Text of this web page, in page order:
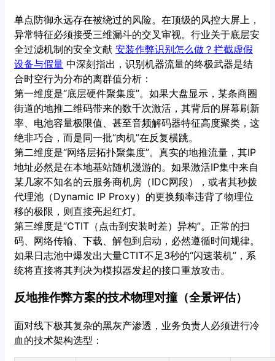
单点防御永远存在被绕过的风险。在顶级的风控大屏上，
异常特征必须接受三维漏斗的交叉审视。行业关于底层安
全过滤机制的安全文献 安装作弊识别怎么做？拦截虚假
设备与假量 中深刻指出，识别机器流量的终极武器是结
合时空行为分布的离群值分析：
第一维度是“底层硬件聚集度”。如果大盘显示，某条商圈
街道的地推二维码带来的数千次激活，其背后的屏幕刷新
率、电池容量极限值、甚至音频解码器特征高度聚类，这
绝非巧合，而是同一批“肉机”在反复横跳。
第二维度是“网络层拓扑聚集度”。真实的地推流量，其IP
地址必然是在本地基站随机漫游的。如果激活IP集中来自
某几家不知名的云服务商机房（IDC网段），或者其秒拨
代理池（Dynamic IP Proxy）的更换频率违背了物理位
移的极限，则直接亮起红灯。
第三维度是“CTIT（点击到安装时差）异构”。正常的扫
码、网络传输、下载、解包到启动，必然遵循时间规律。
如果日志池中爆发出大量CTIT不足3秒的“闪速装机”，系
统将直接将其判决为模拟器发起的接口重放攻击。
反地推作弊方案的技术物理对撞（全景评估）
面对线下极其复杂的黑灰产渗透，业务负责人必须进行冷
血的技术架构选型：